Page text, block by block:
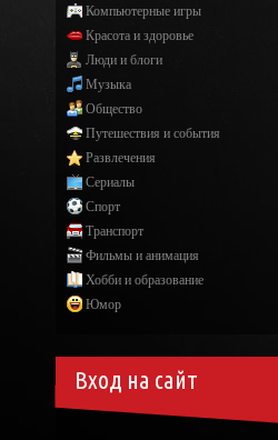
Компьютерные игры
Красота и здоровье
Люди и блоги
Музыка
Общество
Путешествия и события
Развлечения
Сериалы
Спорт
Транспорт
Фильмы и анимация
Хобби и образование
Юмор
Вход на сайт